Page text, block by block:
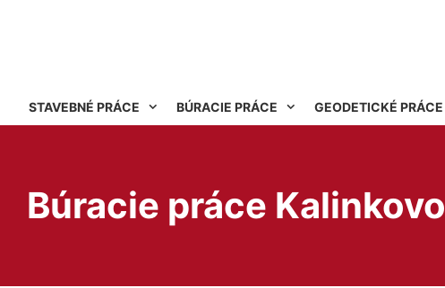
STAVEBNÉ PRÁCE BÚRACIE PRÁCE GEODETICKÉ PRÁCE
Búracie práce Kalinkovo